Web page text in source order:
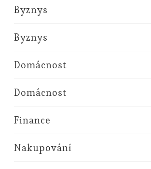
Byznys
Byznys
Domácnost
Domácnost
Finance
Nakupování